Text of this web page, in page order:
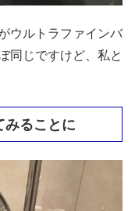
ウルトラファインバ
同じですけど、私と
みることに